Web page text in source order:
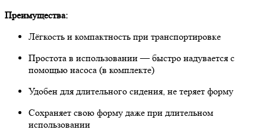
Преимущества:
Лёгкость и компактность при транспортировке
Простота в использовании — быстро надувается с
помощью насоса (в комплекте)
Удобен для длительного сидения, не теряет форму
Сохраняет свою форму даже при длительном
использовании